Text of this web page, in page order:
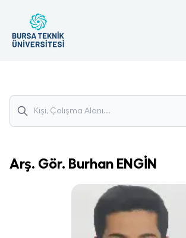
Arş. Gör. Burhan ENGİN